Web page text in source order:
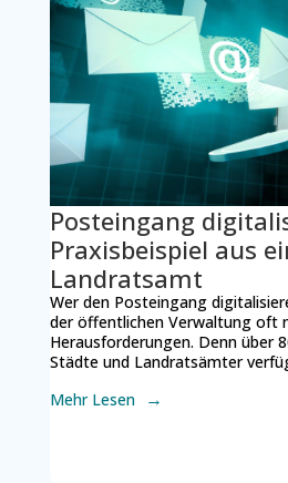
Posteingang
Praxisbeispiel aus
Landratsamt
Wer den Posteingang
der öffentlichen Verwaltung oft
Herausforderungen. Denn über
Städte und Landratsämter
Mehr Lesen